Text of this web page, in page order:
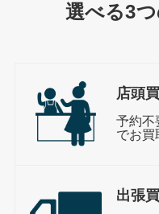
選べる3
店頭
予約不
でお買
出張